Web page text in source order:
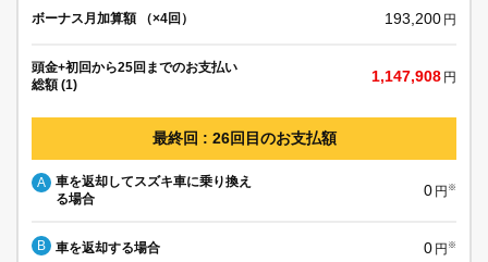
ボーナス月加算額 （×4回） 193,200 円
頭金+初回から25回までのお支払い
総額 (1)
1,147,908 円
最終回 : 26回目のお支払額
A
車を返却してスズキ車に乗り換え
る場合
0 円 ※
B 車を返却する場合 0 円 ※